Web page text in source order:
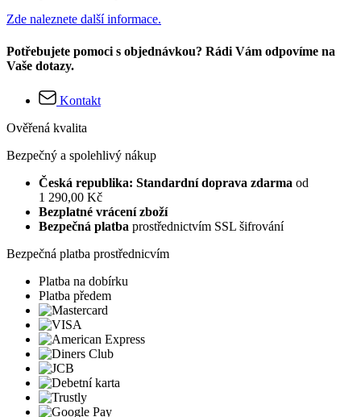
Zde naleznete další informace.
Potřebujete pomoci s objednávkou? Rádi Vám odpovíme na
Vaše dotazy.
Kontakt
Ověřená kvalita
Bezpečný a spolehlivý nákup
Česká republika: Standardní doprava zdarma od
1 290,00 Kč
Bezplatné vrácení zboží
Bezpečná platba prostřednictvím SSL šifrování
Bezpečná platba prostřednicvím
Platba na dobírku
Platba předem